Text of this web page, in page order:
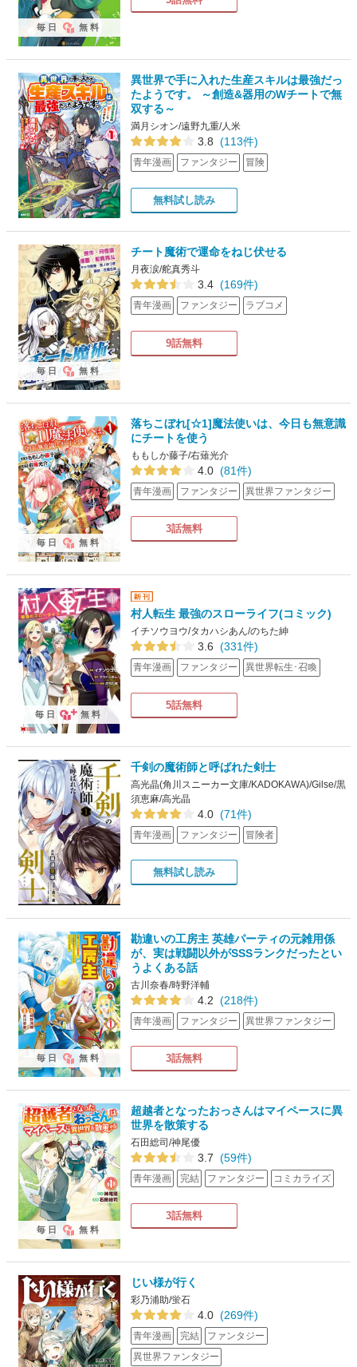
毎日 無料
異世界で手に入れた生産スキルは最強だっ
たようです。 ～創造&器用のWチートで無
双する～
満月シオン/遠野九重/人米
3.8 (113件)
青年漫画 ファンタジー 冒険
無料試し読み
チート魔術で運命をねじ伏せる
月夜涙/舵真秀斗
3.4 (169件)
青年漫画 ファンタジー ラブコメ
9話無料
毎日 無料
落ちこぼれ[☆1]魔法使いは、今日も無意識
にチートを使う
ももしか藤子/右薙光介
4.0 (81件)
青年漫画 ファンタジー 異世界ファンタジー
3話無料
毎日 無料
村人転生 最強のスローライフ(コミック)
イチソウヨウ/タカハシあん/のちた紳
3.6 (331件)
青年漫画 ファンタジー 異世界転生･召喚
5話無料
毎日 無料
千剣の魔術師と呼ばれた剣士
高光晶(角川スニーカー文庫/KADOKAWA)/Gilse/黒
須恵麻/高光晶
4.0 (71件)
青年漫画 ファンタジー 冒険者
無料試し読み
勘違いの工房主 英雄パーティの元雑用係
が、実は戦闘以外がSSSランクだったとい
うよくある話
古川奈春/時野洋輔
4.2 (218件)
青年漫画 ファンタジー 異世界ファンタジー
3話無料
毎日 無料
超越者となったおっさんはマイペースに異
世界を散策する
石田総司/神尾優
3.7 (59件)
青年漫画 完結 ファンタジー コミカライズ
3話無料
毎日 無料
じい様が行く
彩乃浦助/蛍石
4.0 (269件)
青年漫画 完結
ファンタジー
異世界ファンタジー